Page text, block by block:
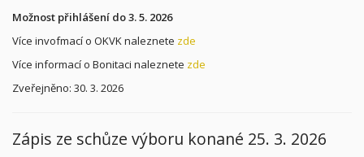
Možnost přihlášení do 3. 5. 2026
Více invofmací o OKVK naleznete zde
Více informací o Bonitaci naleznete zde
Zveřejněno: 30. 3. 2026
Zápis ze schůze výboru konané 25. 3. 2026